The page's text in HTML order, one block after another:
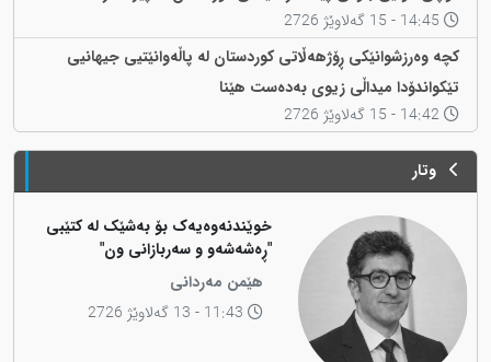
کچە وەرزشوانێکی ڕۆژهەڵاتی کوردستان لە پاڵەوانێتیی جیهانیی
تێکواندۆدا میداڵی زیوی بەدەست هێنا
وتار
خوێندنەوەیەک بۆ بەشێک لە کتێبی
"ڕەشەشەو و سەربازانی ون"
هێمن مەردانی